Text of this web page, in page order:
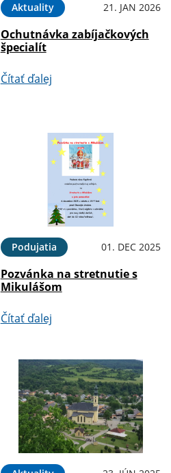
Aktuality 21. JAN 2026
Ochutnávka zabíjačkových
špecialít
Čítať ďalej
Podujatia 01. DEC 2025
Pozvánka na stretnutie s
Mikulášom
Čítať ďalej